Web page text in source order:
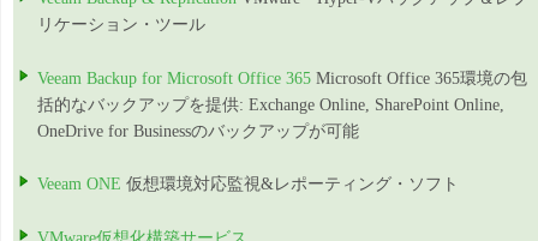
リケーション・ツール
Veeam Backup for Microsoft Office 365 Microsoft Office 365環境の包
括的なバックアップを提供: Exchange Online, SharePoint Online,
OneDrive for Businessのバックアップが可能
Veeam ONE 仮想環境対応監視&レポーティング・ソフト